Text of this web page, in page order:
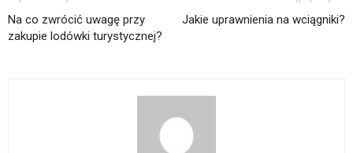
Na co zwrócić uwagę przy
zakupie lodówki turystycznej?
Jakie uprawnienia na wciągniki?